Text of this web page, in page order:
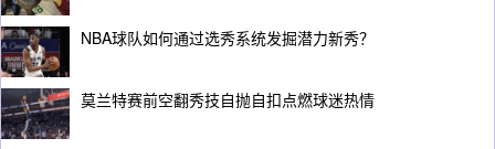
NBA球队如何通过选秀系统发掘潜力新秀？
莫兰特赛前空翻秀技自抛自扣点燃球迷热情